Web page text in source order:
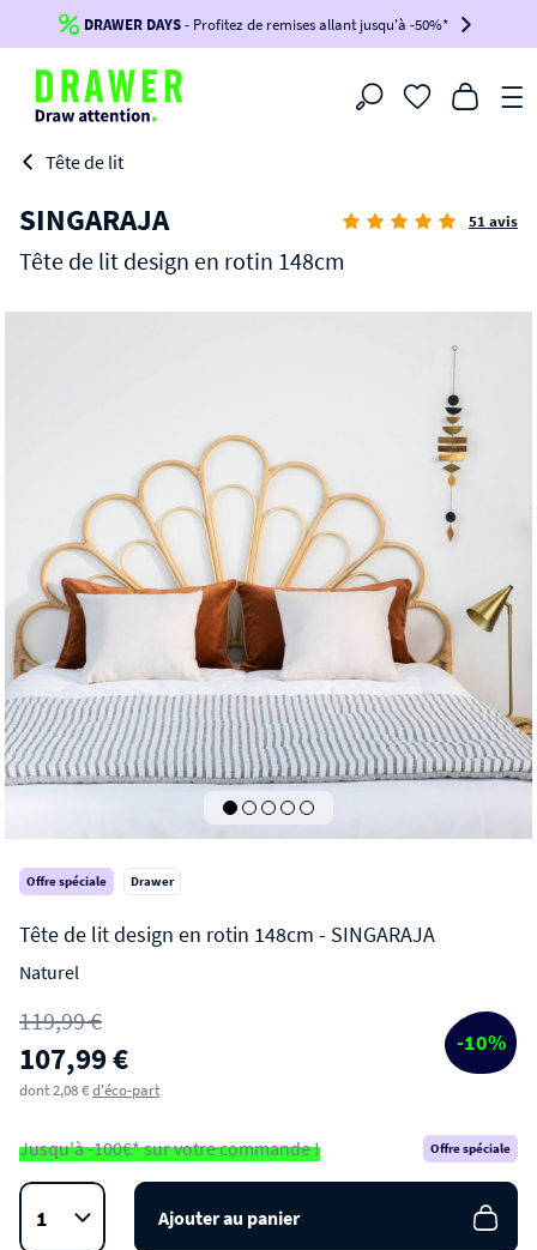
DERNIERS JOURS- Jusqu'à-100€*sur votre commande !
BIKINI100
-voir conditions en bas de page-
DRAWER DAYS- Profitez de remises allant jusqu'à -50%*
Filtrer
Tête de lit
SINGARAJA
Tête de lit design en rotin 148cm
51 avis
Offre spéciale Drawer
SINGARAJA
Tête de lit design en rotin 148cm
Naturel
119,99 €
107,99 € -10%
dont 2,08 €d'éco-part
Jusqu'à -100€* sur votre commande ! Offre spéciale
Ajouter au panier